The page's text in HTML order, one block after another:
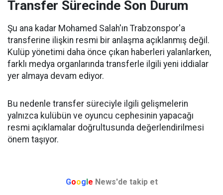
Transfer Sürecinde Son Durum
Şu ana kadar Mohamed Salah'ın Trabzonspor'a
transferine ilişkin resmi bir anlaşma açıklanmış değil.
Kulüp yönetimi daha önce çıkan haberleri yalanlarken,
farklı medya organlarında transferle ilgili yeni iddialar
yer almaya devam ediyor.
Bu nedenle transfer süreciyle ilgili gelişmelerin
yalnızca kulübün ve oyuncu cephesinin yapacağı
resmi açıklamalar doğrultusunda değerlendirilmesi
önem taşıyor.
Google News'de takip et